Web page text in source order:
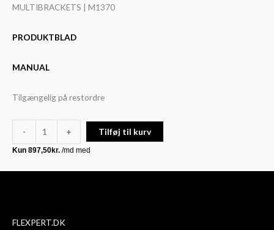
MULTIBRACKETS | M1370
PRODUKTBLAD
MANUAL
Tilgængelig på restordre
-
antal
+ Tilføj til kurv
FLEXPERT.DK